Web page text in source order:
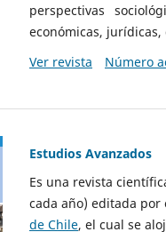
perspectivas
económicas,
Ver revista
Número
Estudios Avanzados
Es una revista
cada año) editada por
de Chile, el cual se